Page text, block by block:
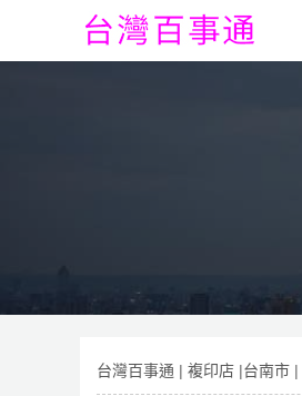
台灣百事通 | 複印店 |台南市 |